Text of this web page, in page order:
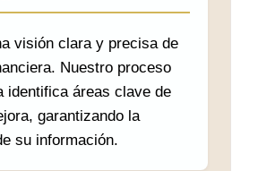
visión clara y precisa de
Nuestro proceso
identifica áreas clave de
garantizando la
su información.